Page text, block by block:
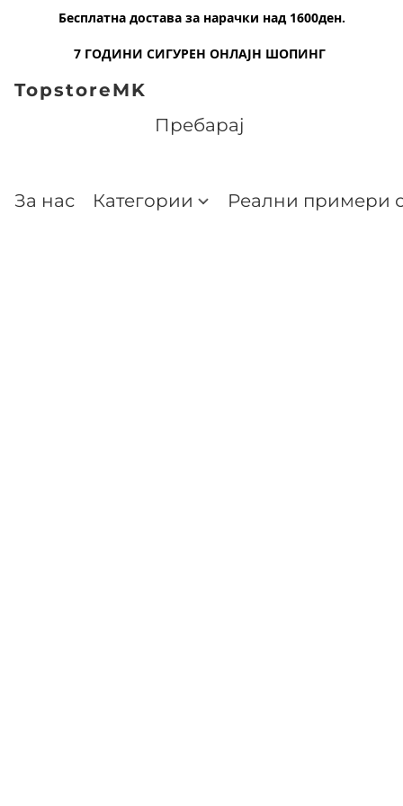
Бесплатна достава за нарачки над 1600ден.
7 ГОДИНИ СИГУРЕН ОНЛАЈН ШОПИНГ
TopstoreMK
За нас Категории Реални примери